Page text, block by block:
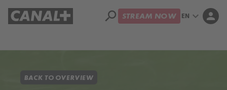
search STREAM NOW EN expand_more person
BACK TO OVERVIEW